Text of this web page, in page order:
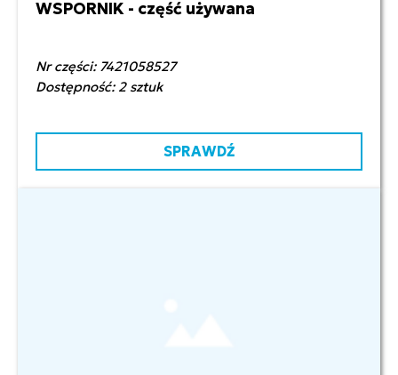
100,00 zł netto
WSPORNIK - część używana
Nr części: 7421058527
Dostępność: 2 sztuk
SPRAWDŹ